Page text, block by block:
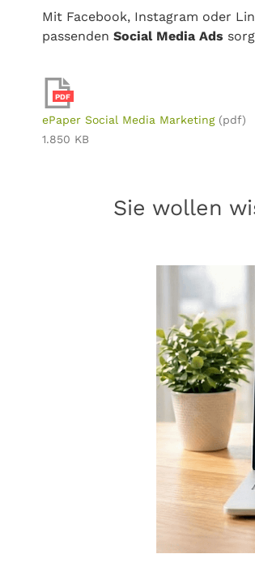
Mit Facebook, Instagram oder
passenden Social Media Ads
PDF
ePaper Social Media Marketing (pdf)
1.850 KB
Sie wollen